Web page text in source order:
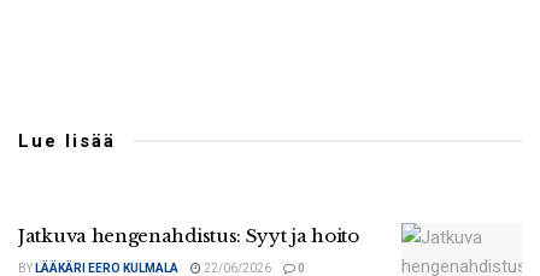
Lue lisää
Jatkuva hengenahdistus: Syyt ja hoito
BY LÄÄKÄRI EERO KULMALA 22/06/2026 0